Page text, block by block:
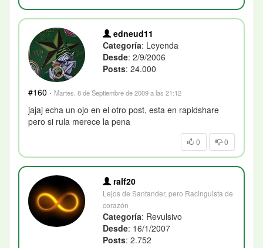
edneud11
Categoría: Leyenda
Desde: 2/9/2006
Posts: 24.000
#160 · Martes, 8 de Septiembre de 2009 a las 21:12
jajaj echa un ojo en el otro post, esta en rapidshare
pero si rula merece la pena
0 0
ralf20
Lejos de Santander, pero Racinguista de
corazón
Categoría: Revulsivo
Desde: 16/1/2007
Posts: 2.752